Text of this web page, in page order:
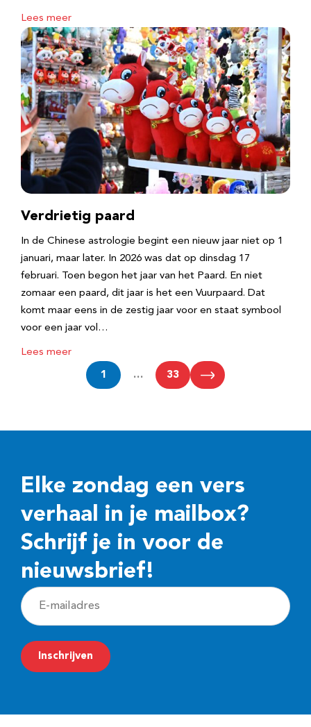
Lees meer
Verdrietig paard
In de Chinese astrologie begint een nieuw jaar niet op 1
januari, maar later. In 2026 was dat op dinsdag 17
februari. Toen begon het jaar van het Paard. En niet
zomaar een paard, dit jaar is het een Vuurpaard. Dat
komt maar eens in de zestig jaar voor en staat symbool
voor een jaar vol…
Lees meer
1 … 33
Elke zondag een vers
verhaal in je mailbox?
Schrijf je in voor de
nieuwsbrief!
E
-
m
a
Inschrijven